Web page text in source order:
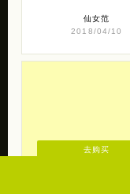
萌贱充电宝
去购买